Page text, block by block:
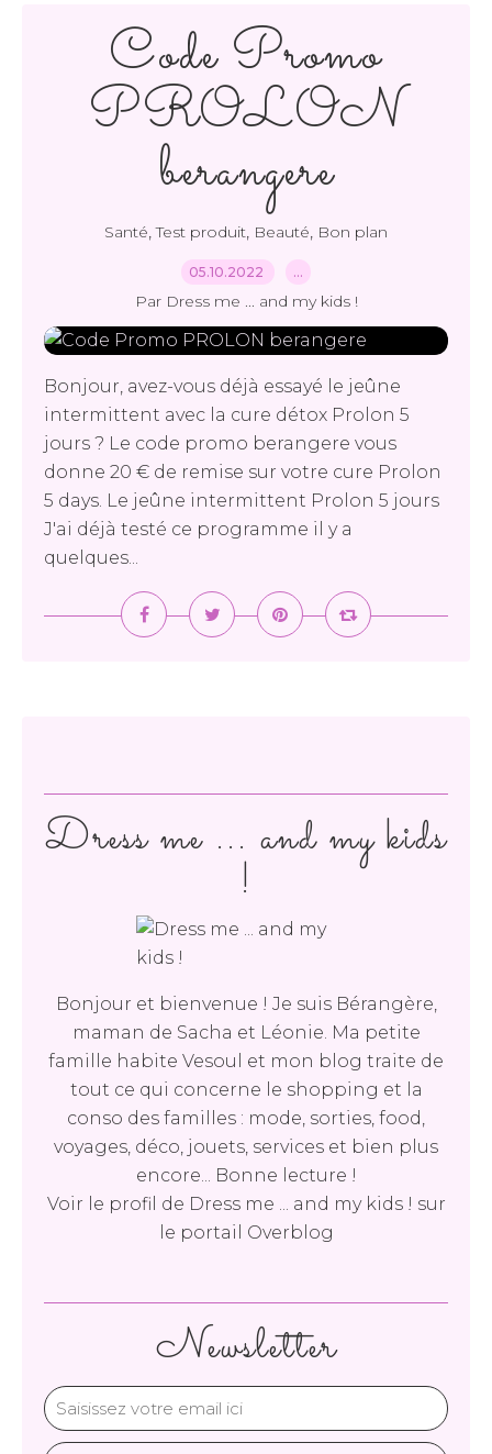
Code Promo
PROLON
berangere
Santé,Test produit, Beauté, Bon plan
05.10.2022 …
Par Dress me ... and my kids !
Bonjour, avez-vous déjà essayé le jeûne
intermittent avec la cure détox Prolon 5
jours ? Le code promo berangere vous
donne 20 € de remise sur votre cure Prolon
5 days. Le jeûne intermittent Prolon 5 jours
J'ai déjà testé ce programme il y a
quelques...
Newsletter
Dress me ... and my kids
!
Bonjour et bienvenue ! Je suis Bérangère,
maman de Sacha et Léonie. Ma petite
famille habite Vesoul et mon blog traite de
tout ce qui concerne le shopping et la
conso des familles : mode, sorties, food,
voyages, déco, jouets, services et bien plus
encore... Bonne lecture !
Voir le profil de Dress me ... and my kids ! sur
le portail Overblog